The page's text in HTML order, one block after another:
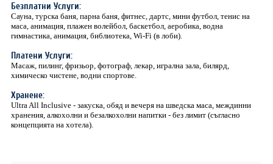
Безплатни Услуги:
Сауна, турска баня, парна баня, фитнес, дартс, мини футбол, тенис на
маса, анимация, плажен волейбол, баскетбол, аеробика, водна
гимнастика, анимация, библиотека, Wi-Fi (в лоби).
Платени Услуги:
Масаж, пилинг, фризьор, фотограф, лекар, игрална зала, билярд,
химическо чистене, водни спортове.
Хранене:
Ultra All Inclusive - закуска, обяд и вечеря на шведска маса, междинни
хранения, алкохолни и безалкохолни напитки - без лимит (съгласно
концепцията на хотела).